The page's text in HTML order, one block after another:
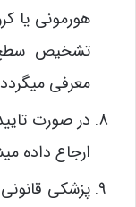
هورمونی یا
تشخیص سطح
معرفی
در صورت
ارجاع داده
پزشکی